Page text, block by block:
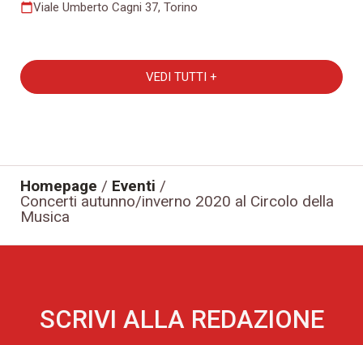
calendar_todayViale Umberto Cagni 37, Torino
VEDI TUTTI +
Homepage / Eventi /
Concerti autunno/inverno 2020 al Circolo della
Musica
SCRIVI ALLA REDAZIONE